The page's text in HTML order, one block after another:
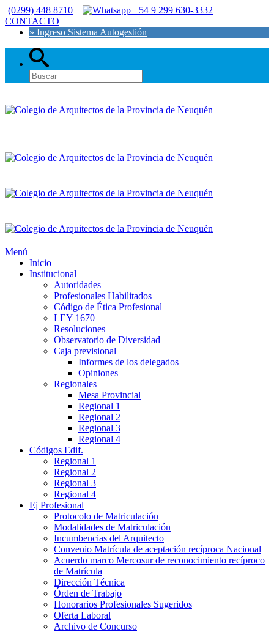
(0299) 448 8710
+54 9 299 630-3332
CONTACTO
» Ingreso Sistema Autogestión
Menú
Inicio
Institucional
Autoridades
Profesionales Habilitados
Código de Ética Profesional
LEY 1670
Resoluciones
Observatorio de Diversidad
Caja previsional
Informes de los delegados
Opiniones
Regionales
Mesa Provincial
Regional 1
Regional 2
Regional 3
Regional 4
Códigos Edif.
Regional 1
Regional 2
Regional 3
Regional 4
Ej Profesional
Protocolo de Matriculación
Modalidades de Matriculación
Incumbencias del Arquitecto
Convenio Matrícula de aceptación recíproca Nacional
Acuerdo marco Mercosur de reconocimiento recíproco
de Matrícula
Dirección Técnica
Órden de Trabajo
Honorarios Profesionales Sugeridos
Oferta Laboral
Archivo de Concurso